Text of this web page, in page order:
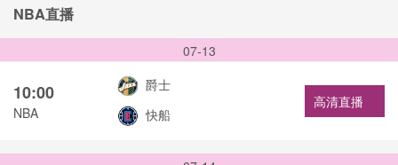
NBA直播
07-13
10:00
NBA
爵士
快船
高清直播